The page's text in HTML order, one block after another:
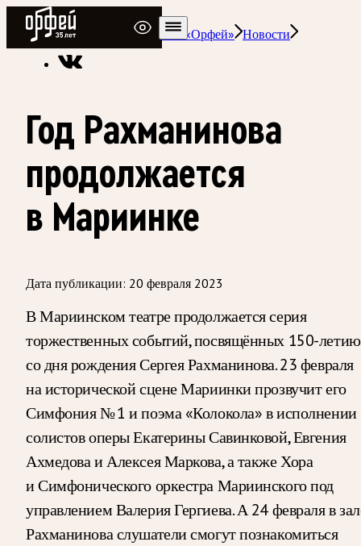
Радио Орфей
Радио классической музыки «Орфей» Новости
Год Рахманинова
продолжается
в Мариинке
Дата публикации: 20 февраля 2023
В Мариинском театре продолжается серия
торжественных событий, посвящённых 150-летию
со дня рождения Сергея Рахманинова. 23 февраля
на исторической сцене Мариинки прозвучит его
Симфония № 1 и поэма «Колокола» в исполнении
солистов оперы Екатерины Савинковой, Евгения
Ахмедова и Алексея Маркова, а также Хора
и Симфонического оркестра Мариинского под
управлением Валерия Гергиева. А 24 февраля в
Рахманинова слушатели смогут познакомиться